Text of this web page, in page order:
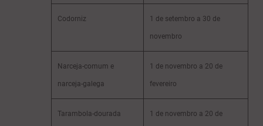
Codorniz 1 de setembro a 30 de
novembro
Narceja-comum e
narceja-galega
1 de novembro a 20 de
fevereiro
Tarambola-dourada 1 de novembro a 20 de